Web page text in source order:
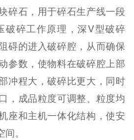
碎石，用于碎石生产线一段
破碎工作原理，深V型破碎
碍的进入破碎腔，从而确保
参数，使物料在破碎腔上部
冲程大，破碎比更大，同时
，成品粒度可调整、粒度均
座和主机一体化结构，使安
。